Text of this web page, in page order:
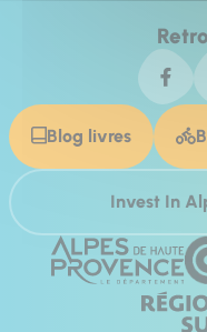
Blog livres
Invest In